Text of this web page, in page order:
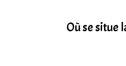
Où se situe